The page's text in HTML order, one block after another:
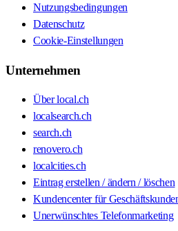
Nutzungsbedingungen
Datenschutz
Cookie-Einstellungen
Unternehmen
Über local.ch
localsearch.ch
search.ch
renovero.ch
localcities.ch
Eintrag erstellen / ändern / löschen
Kundencenter für
Unerwünschtes Telefonmarketing